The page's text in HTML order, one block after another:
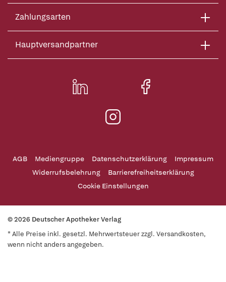
Zahlungsarten
Hauptversandpartner
AGB Mediengruppe Datenschutzerklärung
Impressum
Widerrufsbelehrung
Barrierefreiheitserklärung
Cookie Einstellungen
© 2026 Deutscher Apotheker Verlag
* Alle Preise inkl. gesetzl. Mehrwertsteuer zzgl. Versandkosten,
wenn nicht anders angegeben.